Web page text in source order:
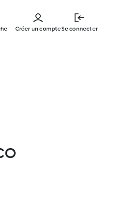
main
Créer un compteSe connecter